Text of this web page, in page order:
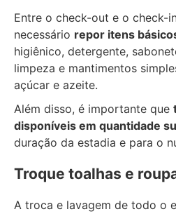
Entre o check-out e o check-
necessário repor itens
higiênico, detergente,
limpeza e mantimentos
açúcar e azeite.
Além disso, é importante que
disponíveis em quantidade
duração da estadia e para o
Troque toalhas e
A troca e lavagem de todo o